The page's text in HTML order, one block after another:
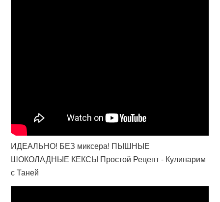
ИДЕАЛЬНО! БЕЗ миксера! ПЫШНЫЕ
ШОКОЛАДНЫЕ КЕКСЫ Простой Рецепт - Кулинарим
с Таней